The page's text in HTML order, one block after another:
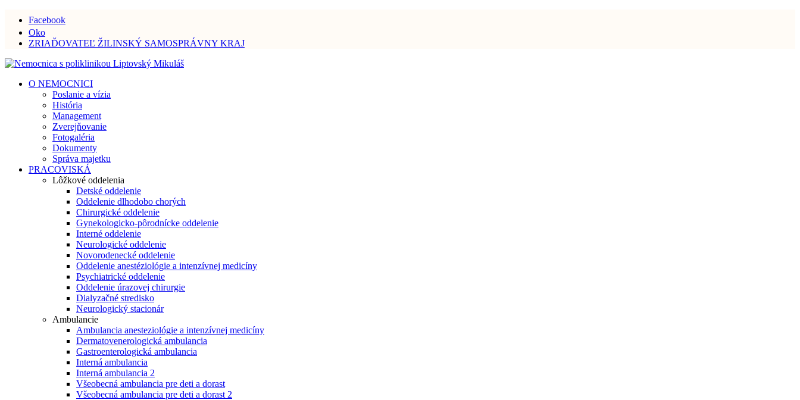
Facebook
Oko
ZRIAĎOVATEĽ ŽILINSKÝ SAMOSPRÁVNY KRAJ
O NEMOCNICI
Poslanie a vízia
História
Management
Zverejňovanie
Fotogaléria
Dokumenty
Správa majetku
PRACOVISKÁ
Lôžkové oddelenia
Detské oddelenie
Oddelenie dlhodobo chorých
Chirurgické oddelenie
Gynekologicko-pôrodnícke oddelenie
Interné oddelenie
Neurologické oddelenie
Novorodenecké oddelenie
Oddelenie anestéziológie a intenzívnej medicíny
Psychiatrické oddelenie
Oddelenie úrazovej chirurgie
Dialyzačné stredisko
Neurologický stacionár
Ambulancie
Ambulancia anesteziológie a intenzívnej medicíny
Dermatovenerologická ambulancia
Gastroenterologická ambulancia
Interná ambulancia
Interná ambulancia 2
Všeobecná ambulancia pre deti a dorast
Všeobecná ambulancia pre deti a dorast 2